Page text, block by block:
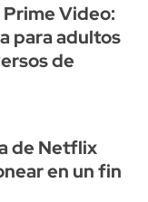
Video:
para adultos
de
de Netflix
en un fin